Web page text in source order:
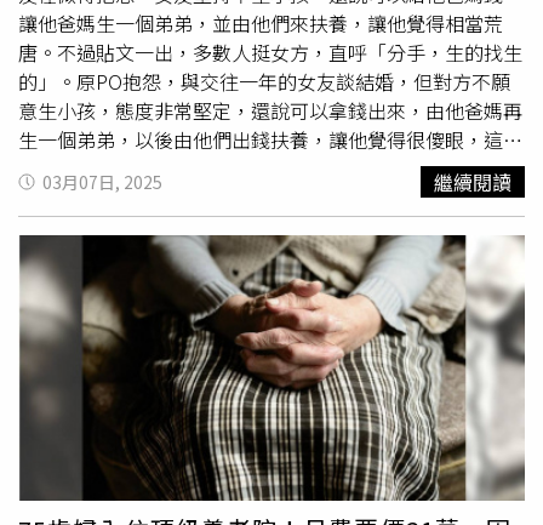
癮，讓她十分痛心。目前，當地警方已依《泰國刑法》第
364條對Preecha提起非法侵入指控，最高可判處1年徒刑或
2萬泰銖（約新台幣18300元）罰金，或兩者併罰。至於性
侵未遂部分，警方將在詢問女童及家屬後，再決定是否對他
追加起訴。◎尊重身體自主權，請撥打113、110。◎若自
身或旁人遭受身體精神虐待、性騷擾、性侵害，請打110報
案再打113找社工。
讓他爸媽生一個弟弟，並由他們來扶養，讓他覺得相當荒
唐。不過貼文一出，多數人挺女方，直呼「分手，生的找生
的」。原PO抱怨，與交往一年的女友談結婚，但對方不願
意生小孩，態度非常堅定，還說可以拿錢出來，由他爸媽再
生一個弟弟，以後由他們出錢扶養，讓他覺得很傻眼，這麼
荒唐的方法都講出來了。原PO表示，女友因為在這之前曾
意外懷孕墮胎過，所以對生小孩這件事特別抗拒；事實上，
女友嫁給他不算遠嫁，但就是在生小孩這件事不願做出改
變，「我想不到的是，女友的爸媽居然也接受這個想法，可
能是女友家還有個弟弟，但我家只有我一個獨生子，所以我
特別想擁有一個自己的孩子。」原PO嘆，女友認為生孩子
會被剝奪很多自由，還說可以把自己的存款全部拿出來買
房，且也不要聘金，條件就是不生孩子，讓他很無奈。貼文
一出引起討論，網友紛紛留言「分手，生的找生的，不生的
找不生的」、「你捨不得她的條件又想要她給你生孩子，你
有能力就去找個願意給你生的」、「承認吧，你就是貪人家
的錢財，還盯著人家的子宮」、「女方想法沒問題，她又不
要聘金又願意出錢，你們不合適而已，分了再找」。
03月07日, 2025 繼續閱讀